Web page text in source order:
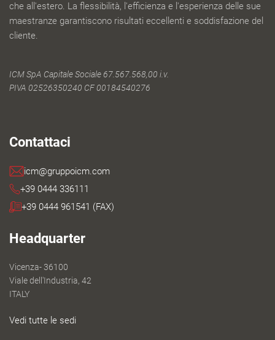
che all'estero. La flessibilità, l'efficienza e l'esperienza delle sue
maestranze garantiscono risultati eccellenti e soddisfazione del
cliente.
ICM SpA Capitale Sociale 67.567.568,00 i.v.
PIVA 02526350240 CF 00184540276
Contattaci
icm@gruppoicm.com
+39 0444 336111
+39 0444 961541 (FAX)
Headquarter
Vicenza- 36100
Viale dell'Industria, 42
ITALY
Vedi tutte le sedi